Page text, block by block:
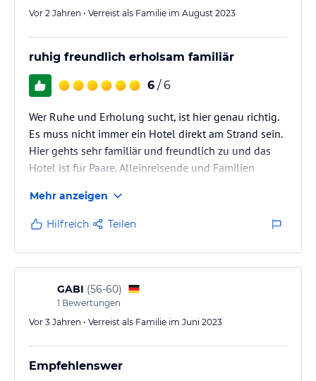
Vor 2 Jahren • Verreist als Familie im August 2023
ruhig freundlich erholsam familiär
6 / 6
Wer Ruhe und Erholung sucht, ist hier genau richtig.
Es muss nicht immer ein Hotel direkt am Strand sein.
Hier gehts sehr familiär und freundlich zu und das
Hotel ist für Paare, Alleinreisende und Familien
Mehr anzeigen
Hilfreich Teilen
GABI (56-60)
1 Bewertungen
Vor 3 Jahren • Verreist als Familie im Juni 2023
Empfehlenswer